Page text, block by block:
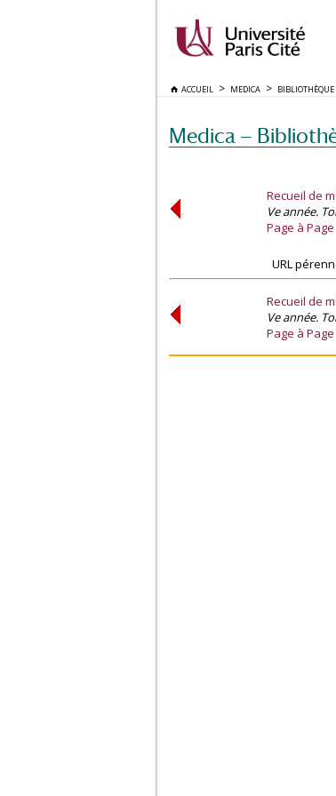
ACCUEIL MEDICA
Medica —
Recueil de
Ve année.
Page à Page
URL
Recueil de
Ve année.
Page à Page